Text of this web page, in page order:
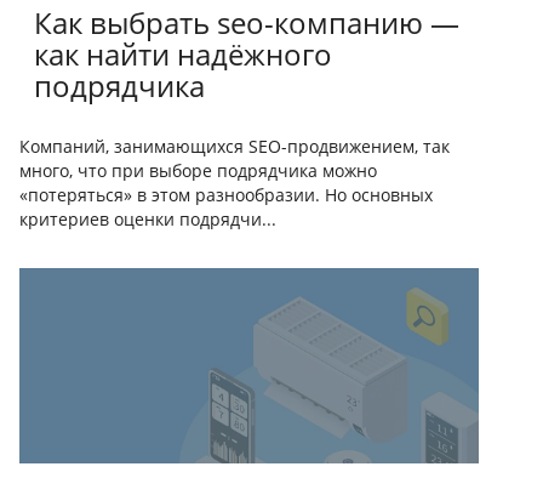
Как выбрать seo-компанию —
как найти надёжного
подрядчика
Компаний, занимающихся SEO-продвижением, так
много, что при выборе подрядчика можно
«потеряться» в этом разнообразии. Но основных
критериев оценки подрядчи...